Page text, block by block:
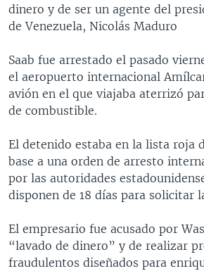
EL MUNDO AL DÍA [RADIO]
DEPORTIVO INTERNACIONAL
NOTA ECONÓMICA
Idiomas
dinero y de ser un agente del
de Venezuela, Nicolás Maduro
Saab fue arrestado el pasado
el aeropuerto internacional
avión en el que viajaba aterrizó
de combustible.
El detenido estaba en la lista roja
base a una orden de arresto
por las autoridades
disponen de 18 días para solicitar
El empresario fue acusado por
“lavado de dinero” y de realizar
fraudulentos diseñados para